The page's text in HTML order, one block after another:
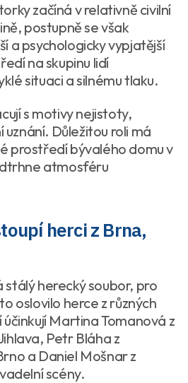
začíná v relativně civilní
postupně se však
a psychologicky vypjatější
na skupinu lidí
situaci a silnému tlaku.
s motivy nejistoty,
Důležitou roli má
prostředí bývalého domu v
atmosféru
herci z Brna,
herecký soubor, pro
oslovilo herce z různých
Martina Tomanová z
Petr Bláha z
a Daniel Mošnar z
scény.